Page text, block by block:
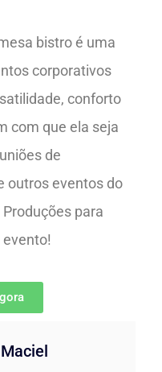
bistro é uma
corporativos
conforto
com que ela seja
de
outros eventos do
para